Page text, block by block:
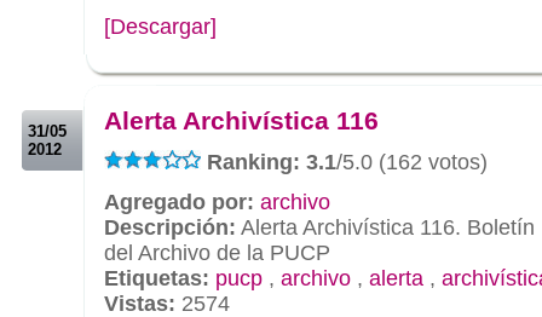
[Descargar]
31/05
2012
Alerta Archivística 116
Ranking: 3.1/5.0 (162 votos)
Agregado por: archivo
Descripción: Alerta Archivística 116. Boletín
del Archivo de la PUCP
Etiquetas: pucp , archivo , alerta ,
Vistas: 2574